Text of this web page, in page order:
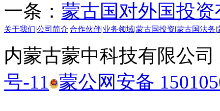
一条： 蒙古国对外国投
关于我们 公司简介 合作伙伴 业务领域 蒙古国投资 蒙古国法务
内蒙古蒙中科技有限公
号-11 蒙公网安备